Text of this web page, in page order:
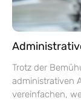
Trotz der
administrativen
vereinfachen,